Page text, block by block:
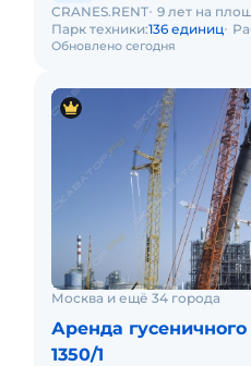
Обновлено сегодня
CRANES.RENT 9 лет на
Парк техники:136 единиц
Москва и ещё 34 города
Аренда
1350/1